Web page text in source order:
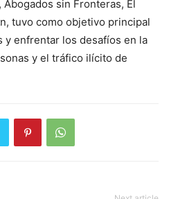
sin Fronteras, El
tuvo como objetivo principal
y enfrentar los desafíos en la
y el tráfico ilícito de